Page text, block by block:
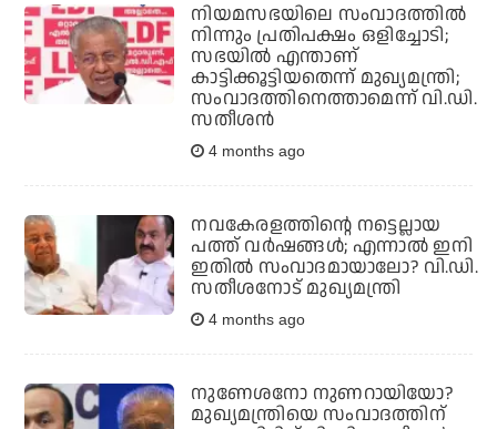
നിയമസഭയിലെ സംവാദത്തില്‍
നിന്നും പ്രതിപക്ഷം ഒളിച്ചോടി;
സഭയില്‍ എന്താണ്
കാട്ടിക്കൂട്ടിയതെന്ന് മുഖ്യമന്ത്രി;
സംവാദത്തിനെത്താമെന്ന് വി.ഡി.
സതീശന്‍
4 months ago
നവകേരളത്തിന്റെ നട്ടെല്ലായ
പത്ത് വര്‍ഷങ്ങള്‍; എന്നാല്‍ ഇനി
ഇതില്‍ സംവാദമായാലോ? വി.ഡി.
സതീശനോട് മുഖ്യമന്ത്രി
4 months ago
നുണേശനോ നുണറായിയോ?
മുഖ്യമന്ത്രിയെ സംവാദത്തിന്